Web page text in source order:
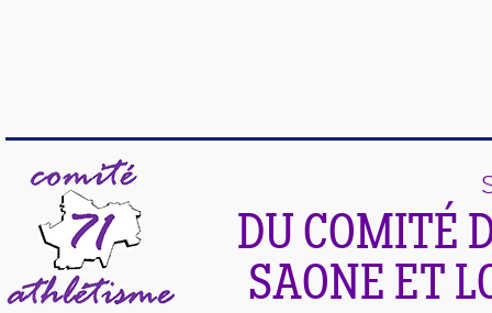
DU COMITÉ
SAONE ET